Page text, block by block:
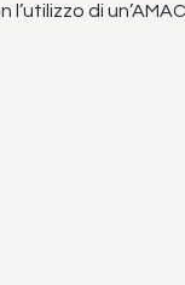
l’utilizzo di